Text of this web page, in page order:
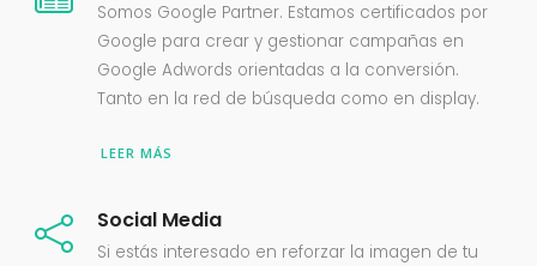
Somos Google Partner. Estamos certificados por
Google para crear y gestionar campañas en
Google Adwords orientadas a la conversión.
Tanto en la red de búsqueda como en display.
LEER MÁS
Social Media
Si estás interesado en reforzar la imagen de tu